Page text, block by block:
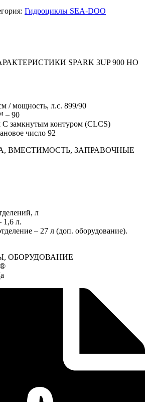
Гидроциклы SEA-DOO
SPARK 3UP 900 HO
/ мощность, л.с. 899/90
– 90
С замкнутым контуром (CLCS)
число 92
ВМЕСТИМОСТЬ, ЗАПРАВОЧНЫЕ
л
1,6 л.
– 27 л (доп. оборудование).
ОБОРУДОВАНИЕ